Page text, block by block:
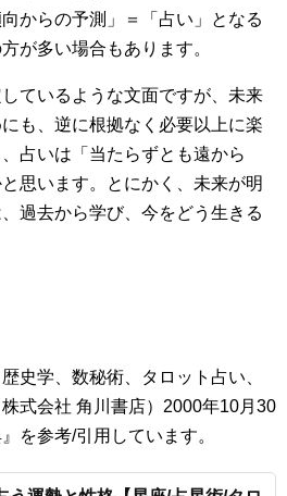
からの予測」＝「占い」となる
が多い場合もあります。
ているような文面ですが、未来
も、逆に根拠なく必要以上に楽
占いは「当たらずとも遠から
思います。とにかく、未来が明
過去から学び、今をどう生きる
史学、数秘術、タロット占い、
式会社 角川書店）2000年10月30
を参考/引用しています。